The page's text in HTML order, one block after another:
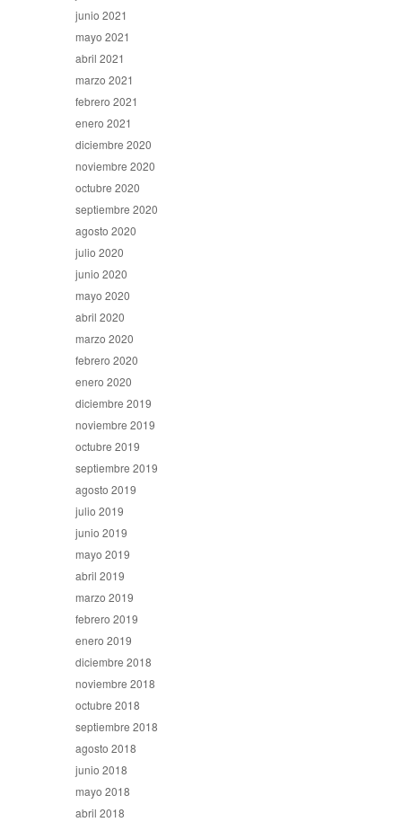
junio 2021
mayo 2021
abril 2021
marzo 2021
febrero 2021
enero 2021
diciembre 2020
noviembre 2020
octubre 2020
septiembre 2020
agosto 2020
julio 2020
junio 2020
mayo 2020
abril 2020
marzo 2020
febrero 2020
enero 2020
diciembre 2019
noviembre 2019
octubre 2019
septiembre 2019
agosto 2019
julio 2019
junio 2019
mayo 2019
abril 2019
marzo 2019
febrero 2019
enero 2019
diciembre 2018
noviembre 2018
octubre 2018
septiembre 2018
agosto 2018
junio 2018
mayo 2018
abril 2018